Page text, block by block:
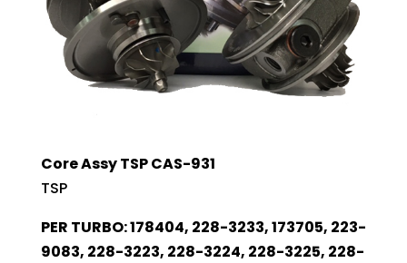
Core Assy TSP CAS-931
TSP
PER TURBO: 178404, 228-3233, 173705, 223-
9083, 228-3223, 228-3224, 228-3225, 228-